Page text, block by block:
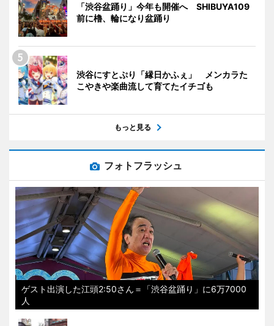
「渋谷盆踊り」今年も開催へ SHIBUYA109
前に櫓、輪になり盆踊り
渋谷にすとぷり「縁日かふぇ」 メンカラた
こやきや楽曲流して育てたイチゴも
もっと見る
フォトフラッシュ
ゲスト出演した江頭2:50さん＝「渋谷盆踊り」に6万7000
人